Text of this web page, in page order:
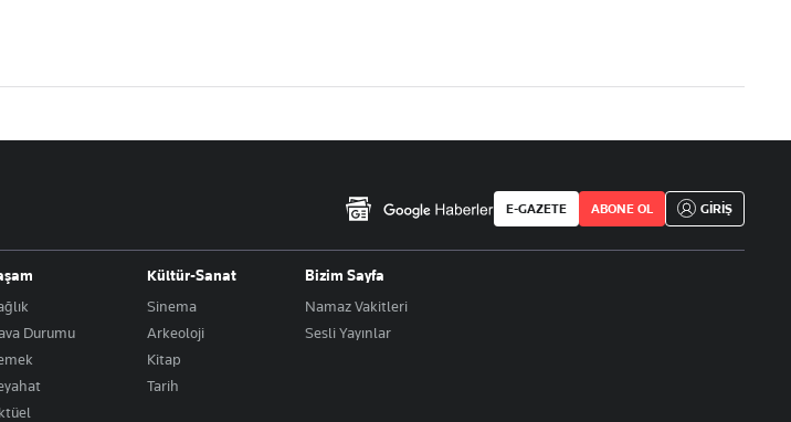
E-GAZETE ABONE OL GİRİŞ
Durumu
Kültür-Sanat
Sinema
Arkeoloji
Kitap
Tarih
Bizim Sayfa
Namaz Vakitleri
Sesli Yayınlar